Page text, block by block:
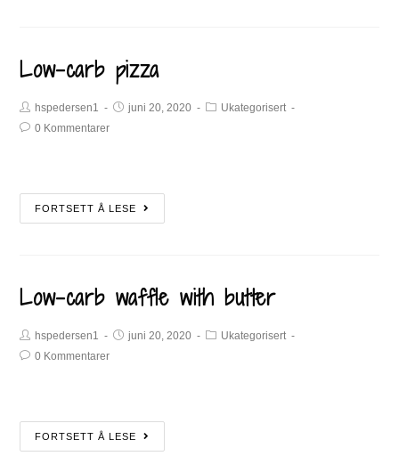
Low-carb pizza
hspedersen1 juni 20, 2020
Ukategorisert
0 Kommentarer
FORTSETT Å LESE
Low-carb waffle with butter
hspedersen1 juni 20, 2020
Ukategorisert
0 Kommentarer
FORTSETT Å LESE